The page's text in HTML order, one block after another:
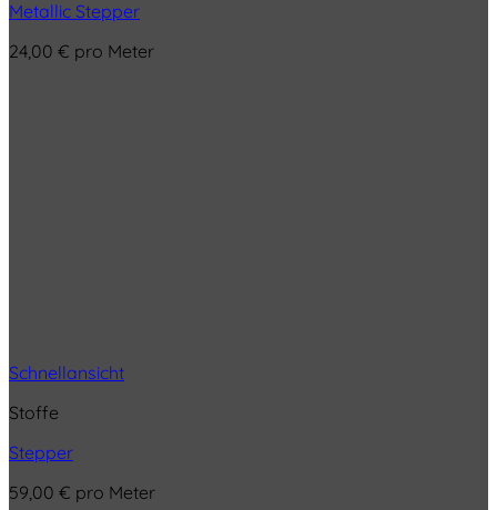
Metallic Stepper
24,00 € pro Meter
Schnellansicht
Stoffe
Stepper
59,00 € pro Meter